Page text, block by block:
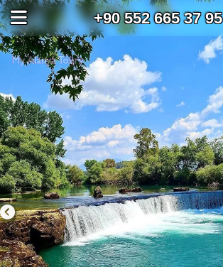
+90 552 665 37 95